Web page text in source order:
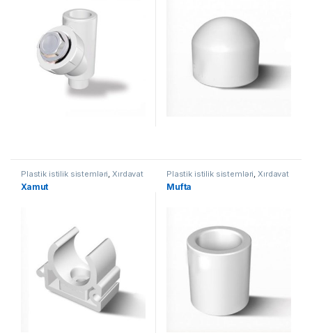
Plastik istilik sistemləri ,Xırdavat
Xamut
Plastik istilik sistemləri ,Xırdavat
Mufta